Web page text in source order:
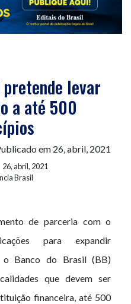
levar
a até 500
em 26, abril, 2021
26, abril, 2021
Brasil
de parceria com o
para expandir
Banco do Brasil (BB)
que devem ser
financeira, até 500